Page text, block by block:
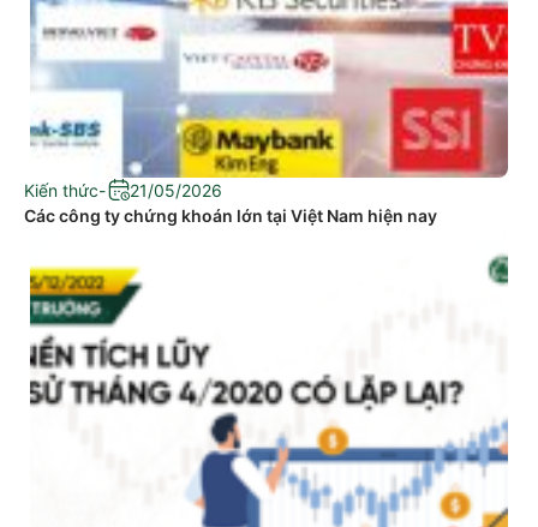
Kiến thức-
21/05/2026
Các công ty chứng khoán lớn tại Việt Nam hiện nay